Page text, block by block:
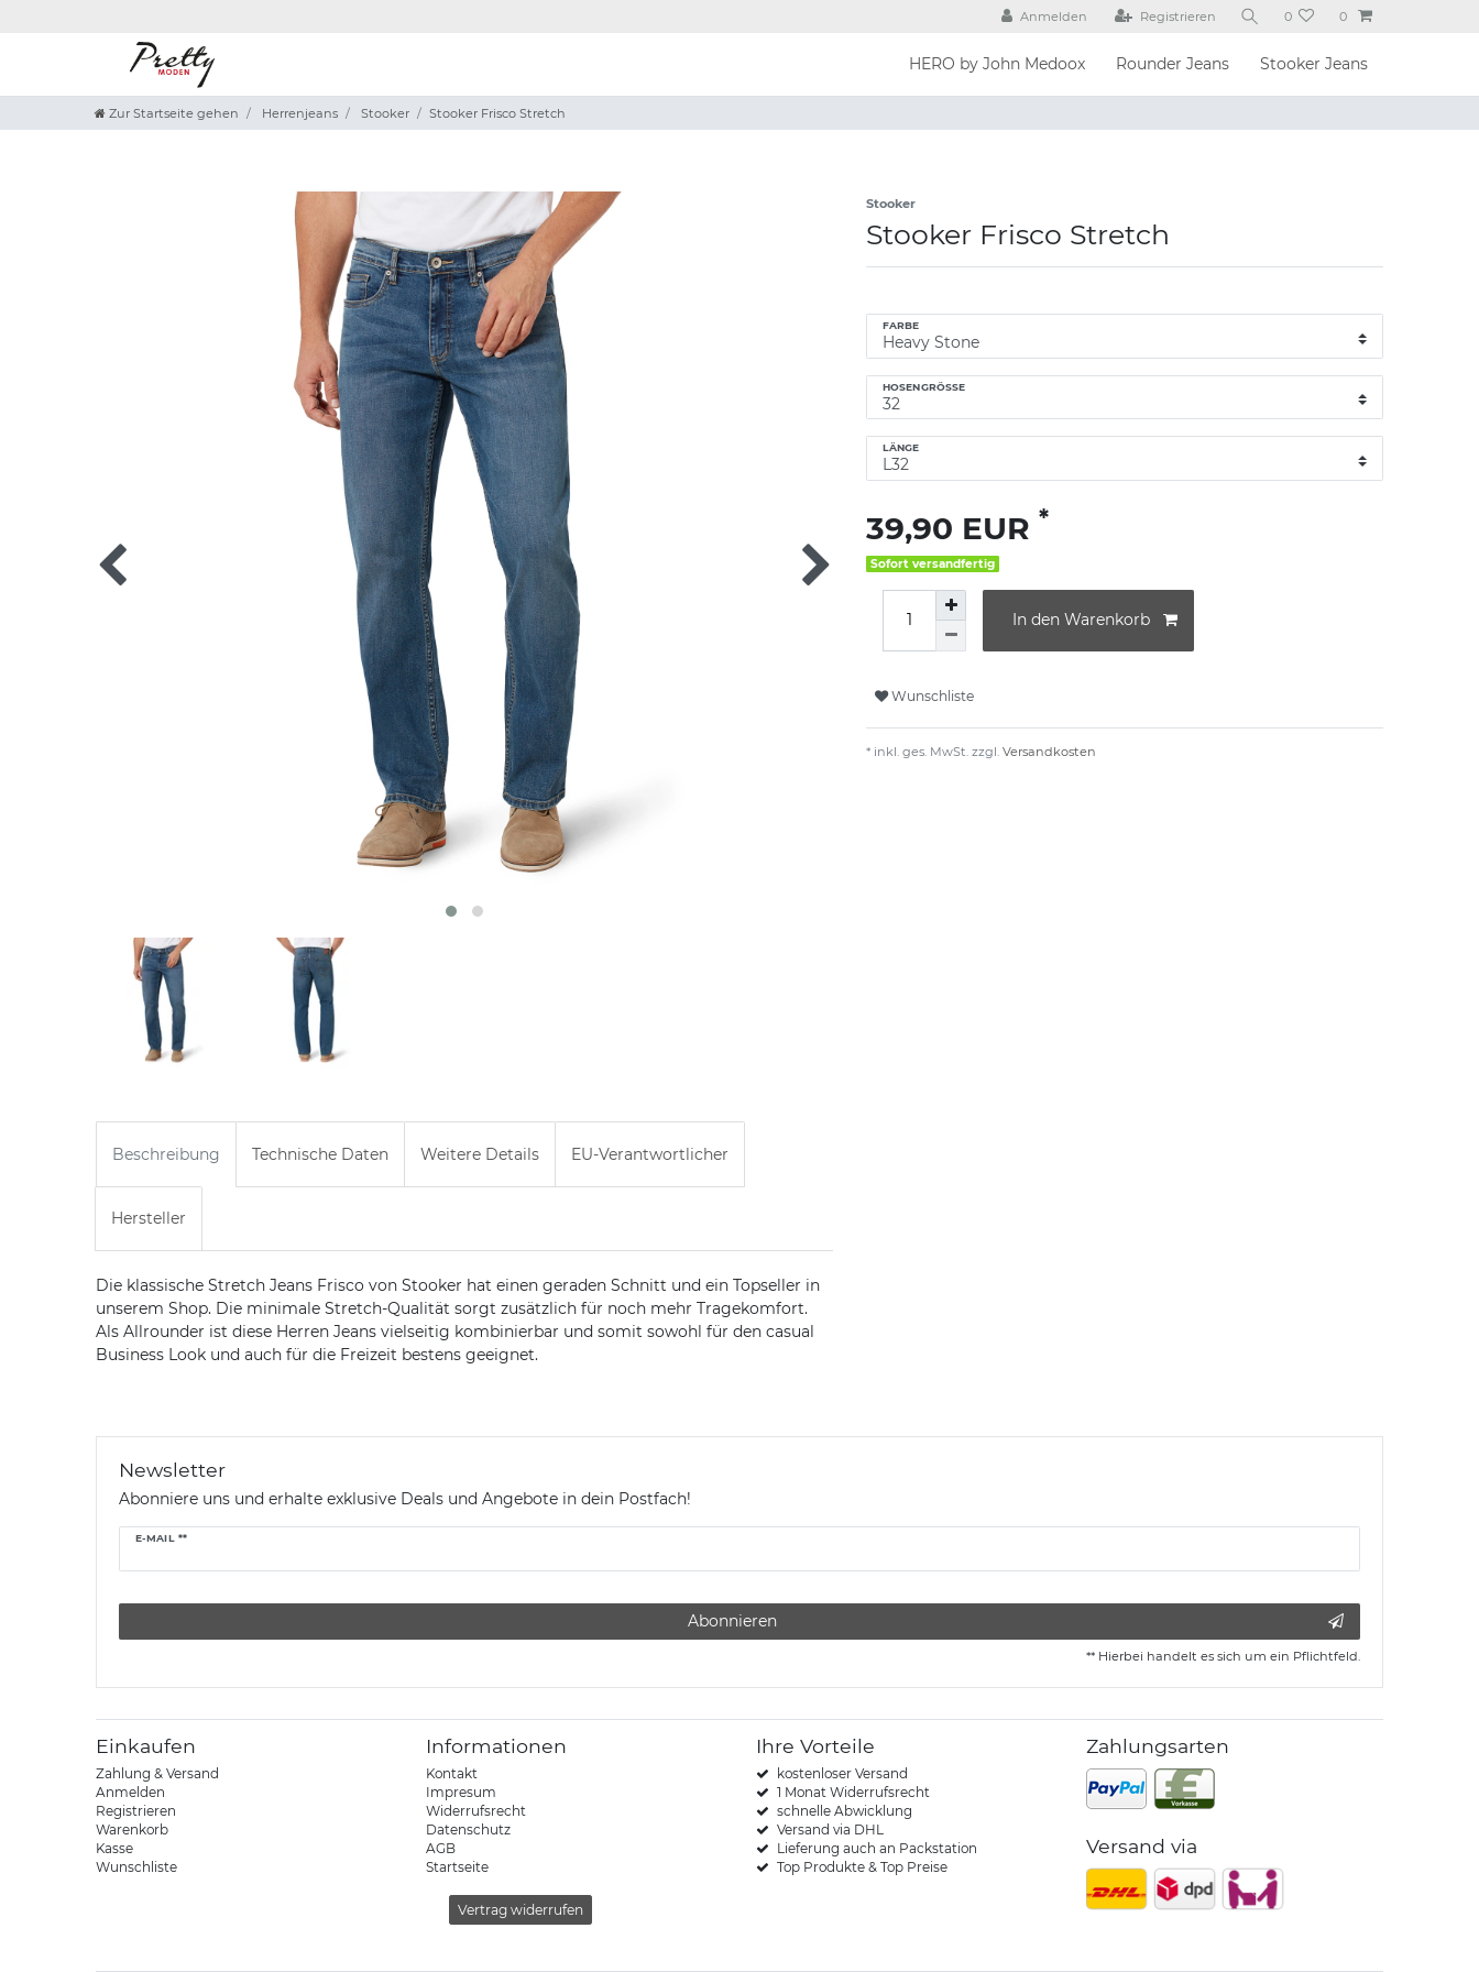
Anmelden Registrieren 0 0
HERO by John Medoox Rounder Jeans Stooker Jeans
Zur Startseite gehen Herrenjeans Stooker Stooker Frisco Stretch
Stooker
Stooker Frisco Stretch
FARBE
HOSENGRÖSSE
LÄNGE
39,90 EUR *
Sofort versandfertig
In den Warenkorb
Wunschliste
* inkl. ges. MwSt. zzgl. Versandkosten
Beschreibung Technische Daten Weitere Details EU-Verantwortlicher
Hersteller
Die klassische Stretch Jeans Frisco von Stooker hat einen geraden Schnitt und ein Topseller in
unserem Shop. Die minimale Stretch-Qualität sorgt zusätzlich für noch mehr Tragekomfort.
Als Allrounder ist diese Herren Jeans vielseitig kombinierbar und somit sowohl für den casual
Business Look und auch für die Freizeit bestens geeignet.
Newsletter
Abonniere uns und erhalte exklusive Deals und Angebote in dein Postfach!
E-MAIL **
Newsletter
Abonnieren
** Hierbei handelt es sich um ein Pflichtfeld.
Einkaufen
Zahlung & Versand
Anmelden
Registrieren
Warenkorb
Kasse
Wunschliste
Informationen
Kontakt
Impresum
Widerrufsrecht
Datenschutz
AGB
Startseite
Vertrag widerrufen
Ihre Vorteile
kostenloser Versand
1 Monat Widerrufsrecht
schnelle Abwicklung
Versand via DHL
Lieferung auch an Packstation
Top Produkte & Top Preise
Zahlungsarten
Versand via